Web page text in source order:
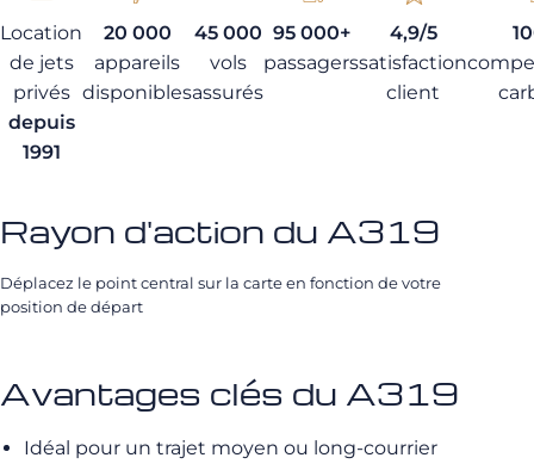
Location
de jets
privés
depuis
1991
20 000
appareils
disponibles
45 000
vols
assurés
95 000+
passagers
4,9/5
satisfaction
client
Rayon d'action du A319
Déplacez le point central sur la carte en fonction de votre
position de départ
Avantages clés du A319
Idéal pour un trajet moyen ou long-courrier